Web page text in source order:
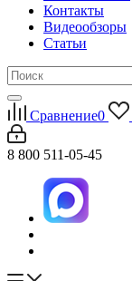
Контакты
Видеообзоры
Статьи
Сравнение0
8 800 511-05-45